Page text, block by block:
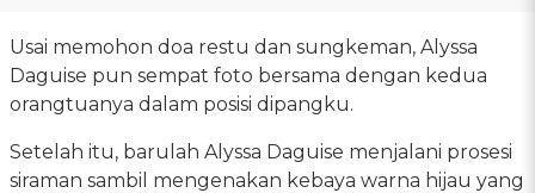
Usai memohon doa restu dan sungkeman, Alyssa
Daguise pun sempat foto bersama dengan kedua
orangtuanya dalam posisi dipangku.
Setelah itu, barulah Alyssa Daguise menjalani prosesi
siraman sambil mengenakan kebaya warna hijau yang